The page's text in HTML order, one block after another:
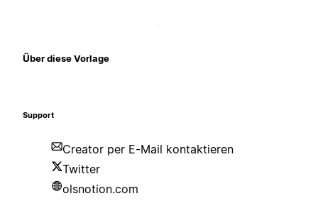
Über diese Vorlage
Support
Creator per E-Mail kontaktieren
Twitter
olsnotion.com